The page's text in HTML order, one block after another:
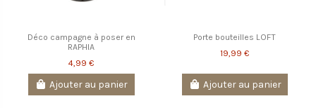
Déco campagne à poser en
RAPHIA
4,99 €
Ajouter au panier
Porte bouteilles LOFT
19,99 €
Ajouter au panier